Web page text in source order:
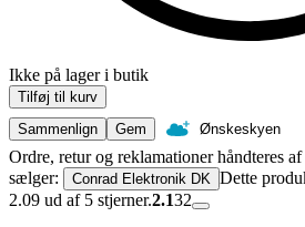
Ikke på lager i butik
Tilføj til kurv
Sammenlign
Gem Ønskeskyen
Ordre, retur og reklamationer håndteres
sælger:
Conrad Elektronik DK Dette
2.09 ud af 5 stjerner.2.132